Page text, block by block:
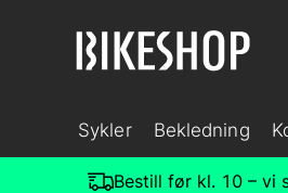
Sykler Bekledning
Bestill før kl. 10 – vi